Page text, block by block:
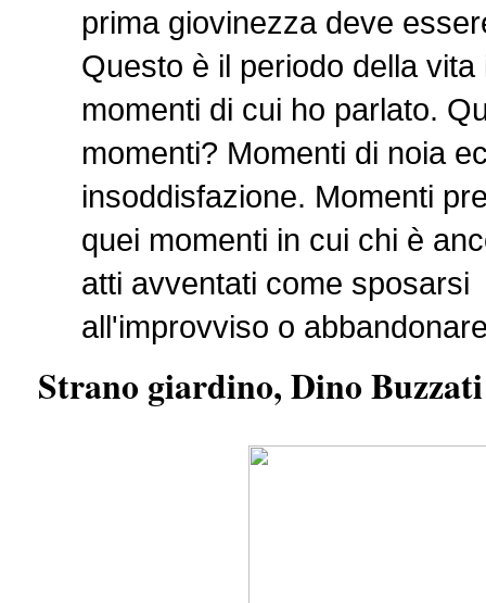
prima giovinezza deve
Questo è il periodo della
momenti di cui ho parlato.
momenti? Momenti di noia
insoddisfazione. Momenti
quei momenti in cui chi è
atti avventati come sposarsi
all'improvviso o
Strano giardino, Dino Buzzati